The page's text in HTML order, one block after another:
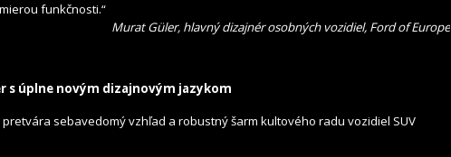
funkčnosti.“
Murat Güler, hlavný dizajnér osobných vozidiel, Ford of Europe
s úplne novým dizajnovým jazykom
sebavedomý vzhľad a robustný šarm kultového radu vozidiel SUV